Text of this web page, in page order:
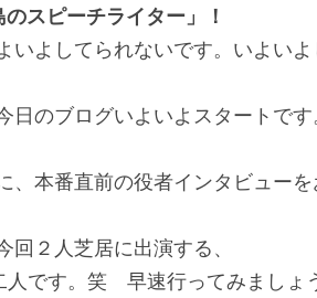
スピーチライター」！
よしてられないです。いよいよ
日のブログいよいよスタートで
本番直前の役者インタビューを
２人芝居に出演する、
です。笑　早速行ってみましょ